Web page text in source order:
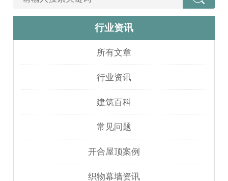
行业资讯
所有文章
行业资讯
建筑百科
常见问题
开合屋顶案例
织物幕墙资讯